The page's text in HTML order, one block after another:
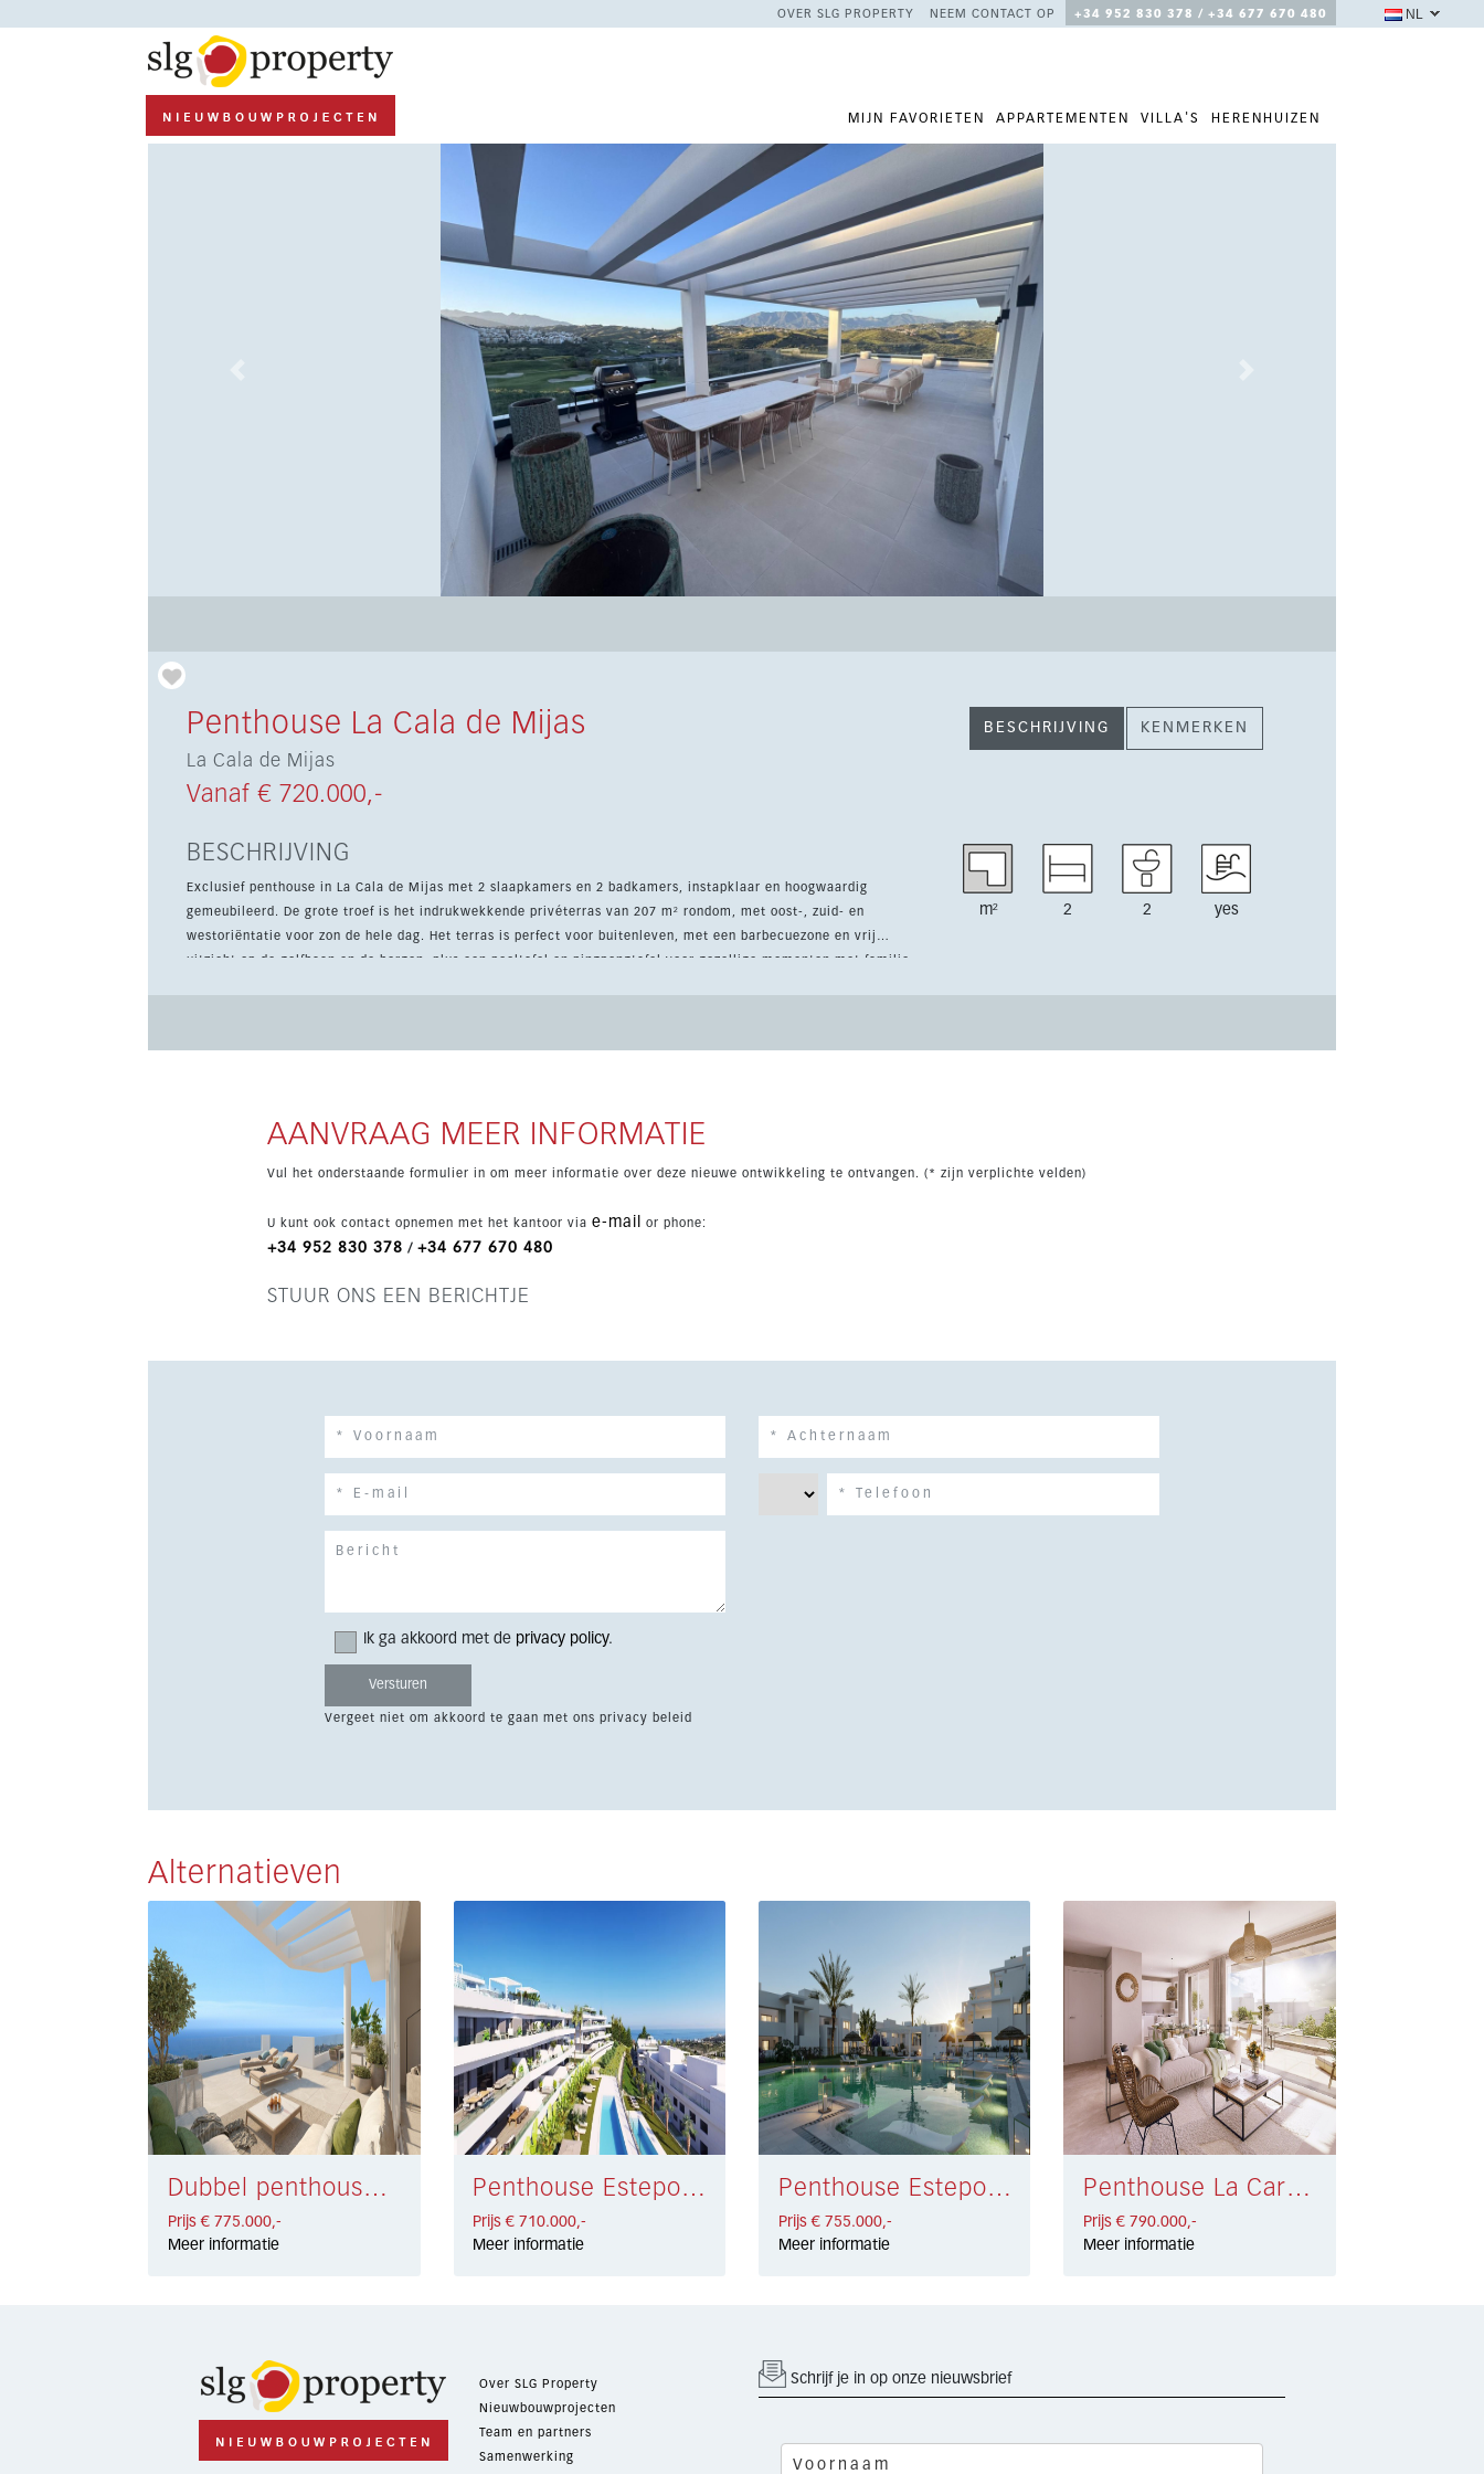
OVER SLG PROPERTY NEEM CONTACT OP +34 952 830 378 / +34 677 670 480
MIJN FAVORIETEN APPARTEMENTEN VILLA'S HERENHUIZEN
NL
Penthouse La Cala de Mijas
La Cala de Mijas
Vanaf € 720.000,-
BESCHRIJVING KENMERKEN
BESCHRIJVING
Exclusief penthouse in La Cala de Mijas met 2 slaapkamers en 2 badkamers, instapklaar en hoogwaardig
gemeubileerd. De grote troef is het indrukwekkende privéterras van 207 m² rondom, met oost-, zuid- en
westoriëntatie voor zon de hele dag. Het terras is perfect voor buitenleven, met een barbecuezone en vrij
uitzicht op de golfbaan en de bergen, plus een pooltafel en pingpongtafel voor gezellige momenten met familie
m² 2 2 yes
AANVRAAG MEER INFORMATIE
Vul het onderstaande formulier in om meer informatie over deze nieuwe ontwikkeling te ontvangen. (* zijn verplichte velden)
U kunt ook contact opnemen met het kantoor via e-mail or phone:
+34 952 830 378 / +34 677 670 480
STUUR ONS EEN BERICHTJE
Ik ga akkoord met de privacy policy.
Vergeet niet om akkoord te gaan met ons privacy beleid
Alternatieven
Dubbel penthouse Benalmádena € 775.000,-
Prijs € 775.000,-
Meer informatie
Penthouse Estepona € 710.000,-
Prijs € 710.000,-
Meer informatie
Penthouse Estepona € 755.000,-
Prijs € 755.000,-
Meer informatie
Penthouse La Carihuela € 790.000,-
Prijs € 790.000,-
Meer informatie
Over SLG Property
Nieuwbouwprojecten
Team en partners
Samenwerking
Schrijf je in op onze nieuwsbrief